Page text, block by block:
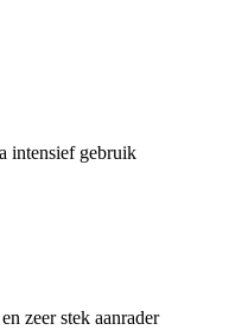
intensief gebruik
zeer stek aanrader